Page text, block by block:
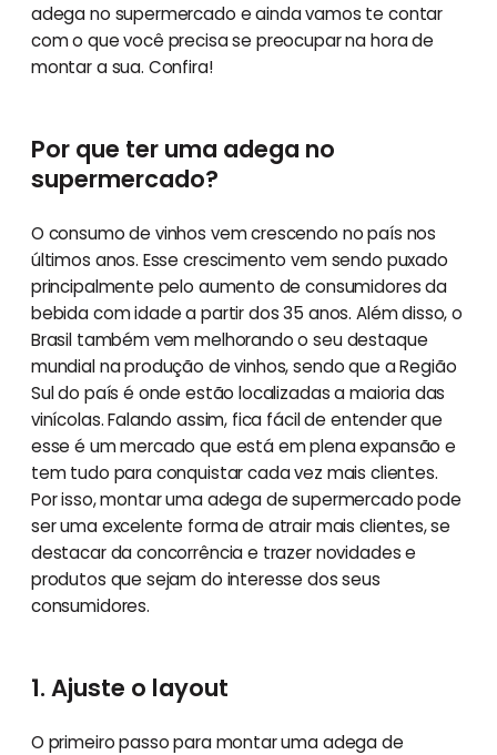
adega no supermercado e ainda vamos te contar
com o que você precisa se preocupar na hora de
montar a sua. Confira!
Por que ter uma adega no
supermercado?
O consumo de vinhos vem crescendo no país nos
últimos anos. Esse crescimento vem sendo puxado
principalmente pelo aumento de consumidores da
bebida com idade a partir dos 35 anos. Além disso, o
Brasil também vem melhorando o seu destaque
mundial na produção de vinhos, sendo que a Região
Sul do país é onde estão localizadas a maioria das
vinícolas. Falando assim, fica fácil de entender que
esse é um mercado que está em plena expansão e
tem tudo para conquistar cada vez mais clientes.
Por isso, montar uma adega de supermercado pode
ser uma excelente forma de atrair mais clientes, se
destacar da concorrência e trazer novidades e
produtos que sejam do interesse dos seus
consumidores.
1. Ajuste o layout
O primeiro passo para montar uma adega de